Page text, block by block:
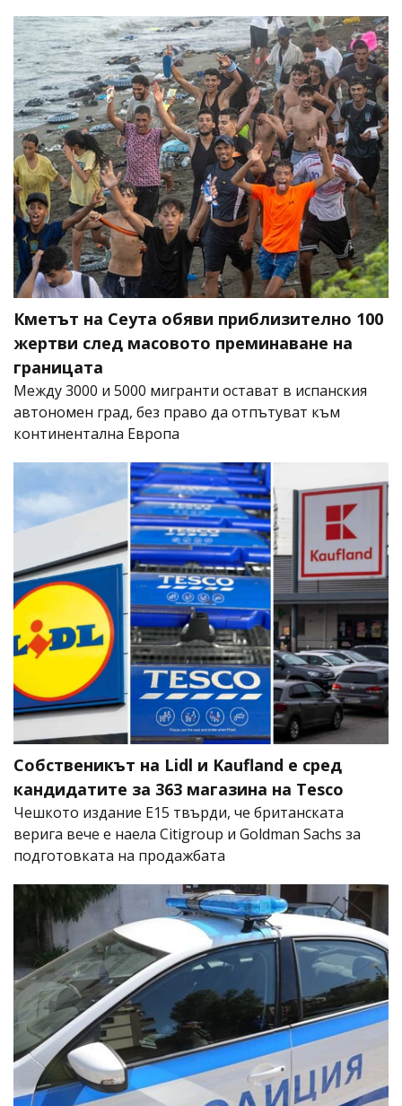
Кметът на Сеута обяви приблизително 100
жертви след масовото преминаване на
границата
Между 3000 и 5000 мигранти остават в испанския
автономен град, без право да отпътуват към
континентална Европа
Собственикът на Lidl и Kaufland е сред
кандидатите за 363 магазина на Tesco
Чешкото издание E15 твърди, че британската
верига вече е наела Citigroup и Goldman Sachs за
подготовката на продажбата